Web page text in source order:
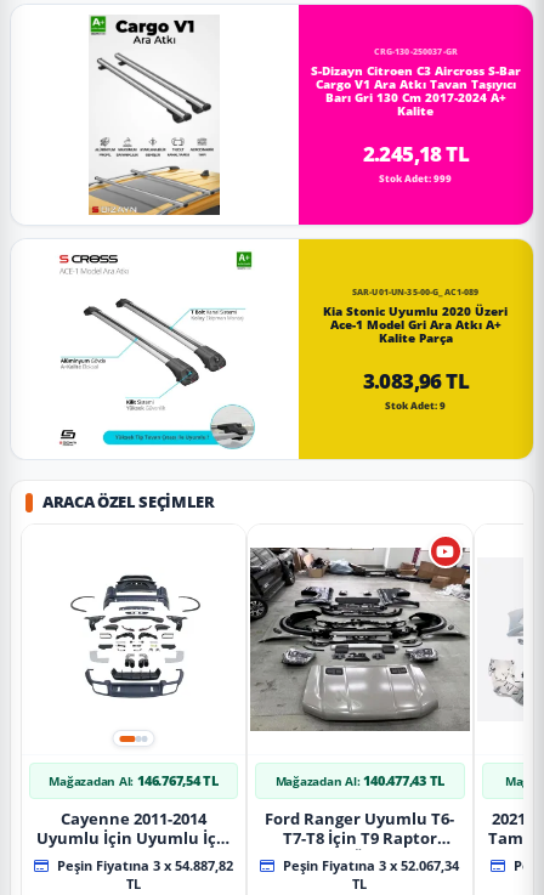
CRG-130-250037-GR
S-Dizayn Citroen C3 Aircross S-Bar
Cargo V1 Ara Atkı Tavan Taşıyıcı
Barı Gri 130 Cm 2017-2024 A+
Kalite
2.245,18 TL
Stok Adet: 999
SAR-U01-UN-35-00-G_AC1-089
Kia Stonic Uyumlu 2020 Üzeri
Ace-1 Model Gri Ara Atkı A+
Kalite Parça
3.083,96 TL
Stok Adet: 9
ARACA ÖZEL SEÇIMLER
Mağazadan Al: 146.767,54 TL
Cayenne 2011-2014
Uyumlu İçin Uyumlu İçin
2019+ Bagaj Facelift
Parça
Peşin Fiyatına 3 x 54.887,82
TL
Mağazadan Al: 140.477,43 TL
Ford Ranger Uyumlu T6-
T7-T8 İçin T9 Raptor
Dönüşüm (Ön Arka Full)
Parça
Peşin Fiyatına 3 x 52.067,34
TL
2021+